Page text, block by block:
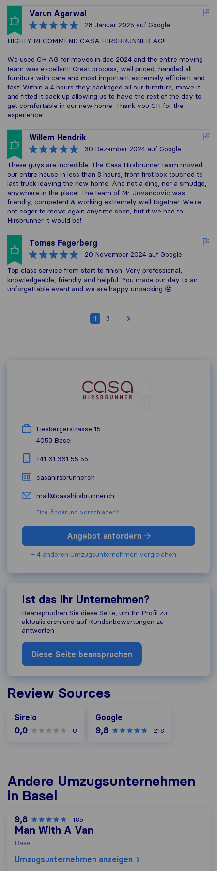
Varun Agarwal
28 Januar 2025 auf Google
HIGHLY RECOMMEND CASA HIRSBRUNNER AG!!
We used CH AG for moves in dec 2024 and the entire moving
team was excellent! Great process, well priced, handled all
furniture with care and most important extremely efficient and
fast! Within a 4 hours they packaged all our furniture, move it
and fitted it back up allowing us to have the rest of the day to
get comfortable in our new home. Thank you CH for the
experience!
Willem Hendrik
30 Dezember 2024 auf Google
These guys are incredible. The Casa Hirsbrunner team moved
our entire house in less than 8 hours, from first box touched to
last truck leaving the new home. And not a ding, nor a smudge,
anywhere in the place! The team of Mr. Jovancovic was
friendly, competent & working extremely well together. We're
not eager to move again anytime soon, but if we had to:
Hirsbrunner it would be!
Tomas Fagerberg
20 November 2024 auf Google
Top class service from start to finish. Very professional,
knowledgeable, friendly and helpful. You made our day to an
unforgettable event and we are happy unpacking 🤩
1 2
Liesbergerstrasse 15
4053 Basel
+41 61 361 55 55
casahirsbrunner.ch
mail@casahirsbrunner.ch
Eine Änderung vorschlagen?
Angebot anfordern
+ 4 anderen Umzugs​unternehmen vergleichen
Ist das Ihr Unternehmen?
Beanspruchen Sie diese Seite, um Ihr Profil zu
aktualisieren und auf Kundenbewertungen zu
antworten
Diese Seite beanspruchen
Review Sources
Sirelo
0,0 0
Google
9,8 218
Andere Umzugs​unternehmen
in Basel
9,8 185
Man With A Van
Basel
Umzugs​unternehmen anzeigen